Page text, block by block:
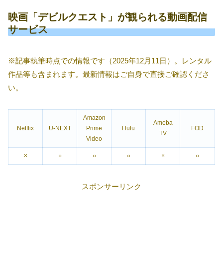
映画「デビルクエスト」が観られる動画配信
サービス
※記事執筆時点での情報です（2025年12月11日）。レンタル
作品等も含まれます。最新情報はご自身で直接ご確認くださ
い。
Netflix U-NEXT
Amazon
Prime
Video
Hulu
Ameba
TV
FOD
× ○ ○ ○ × ○
スポンサーリンク